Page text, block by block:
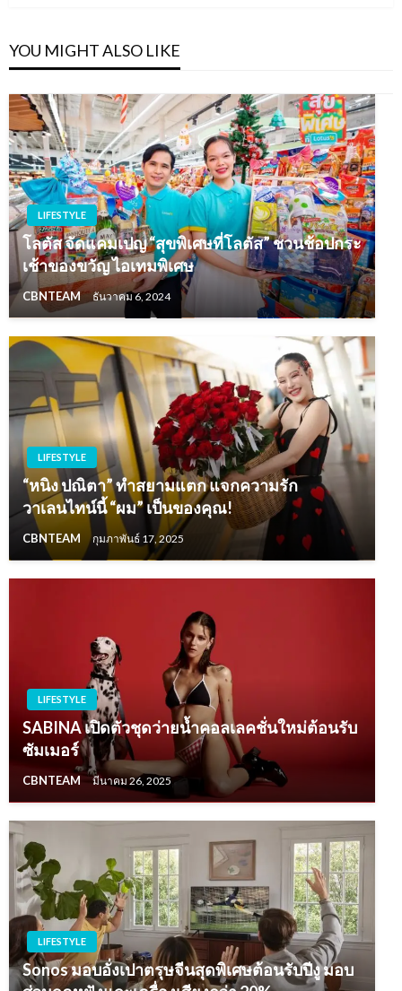
YOU MIGHT ALSO LIKE
LIFESTYLE
โลตัส จัดแคมเปญ “สุขพิเศษที่โลตัส” ชวนช้อปกระ
เช้าของขวัญ ไอเทมพิเศษ
CBNTEAM ธันวาคม 6, 2024
LIFESTYLE
“หนิง ปณิตา” ทำสยามแตก แจกความรัก
วาเลนไทน์นี้ “ผม” เป็นของคุณ!
CBNTEAM กุมภาพันธ์ 17, 2025
LIFESTYLE
SABINA เปิดตัวชุดว่ายน้ำคอลเลคชั่นใหม่ต้อนรับ
ซัมเมอร์
CBNTEAM มีนาคม 26, 2025
LIFESTYLE
Sonos มอบอั่งเปาตรุษจีนสุดพิเศษต้อนรับปีงู มอบ